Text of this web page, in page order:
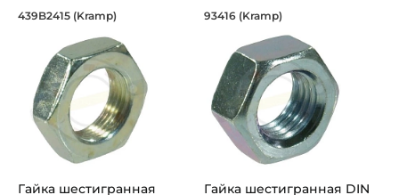
Гайка шестигранная низкая DIN 439,
439B2415 (Kramp)
Гайка шестигранная
Гайка
93416 (Kramp)
Гайка шестигранная DIN